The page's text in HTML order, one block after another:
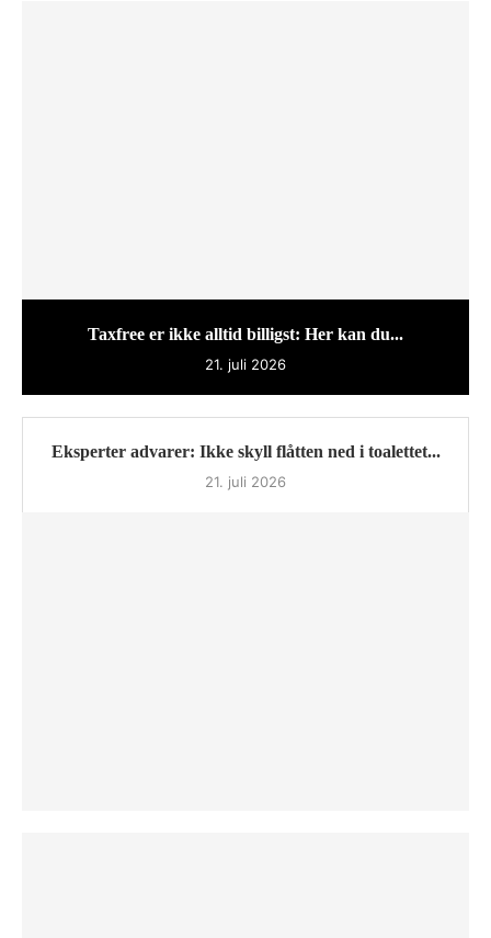
Taxfree er ikke alltid billigst: Her kan du...
21. juli 2026
Eksperter advarer: Ikke skyll flåtten ned i toalettet...
21. juli 2026